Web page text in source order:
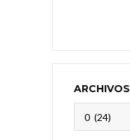
ARCHIVOS